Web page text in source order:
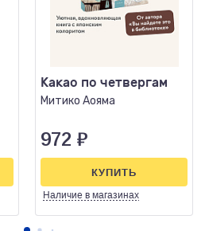
Какао по четвергам
Митико Аояма
972 ₽
Наличие в магазинах
КУПИТЬ